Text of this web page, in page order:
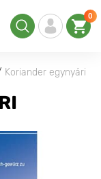
0
Koriander egynyári